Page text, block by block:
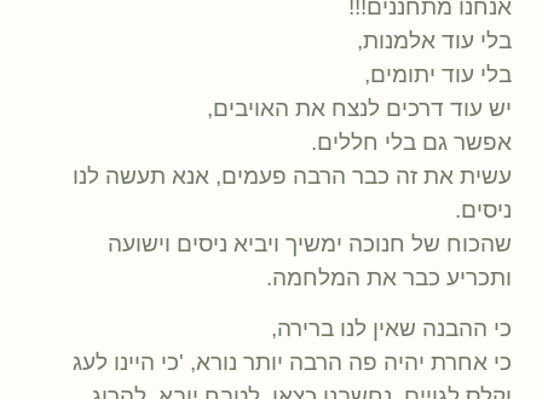
אנחנו מתחננים!!!
בלי עוד אלמנות,
בלי עוד יתומים,
יש עוד דרכים לנצח את האויבים,
אפשר גם בלי חללים.
עשית את זה כבר הרבה פעמים, אנא תעשה לנו
ניסים.
שהכוח של חנוכה ימשיך ויביא ניסים וישועה
ותכריע כבר את המלחמה.
כי ההבנה שאין לנו ברירה,
כי אחרת יהיה פה הרבה יותר נורא, 'כי היינו לעג